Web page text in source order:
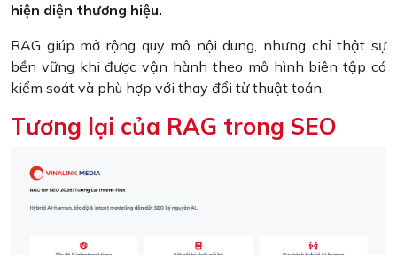
hiện diện thương hiệu.
RAG giúp mở rộng quy mô nội dung, nhưng chỉ thật sự
bền vững khi được vận hành theo mô hình biên tập có
kiểm soát và phù hợp với thay đổi từ thuật toán.
Tương lại của RAG trong SEO